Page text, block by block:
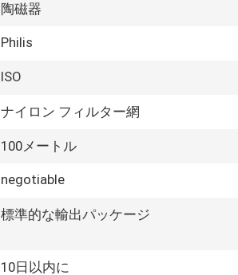
陶磁器
Philis
ISO
ナイロン フィルター網
100メートル
negotiable
標準的な輸出パッケージ
10日以内に